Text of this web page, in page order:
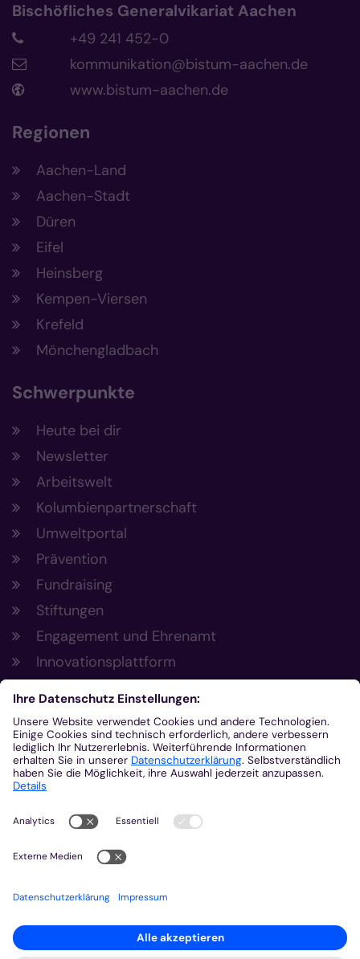
Bischöfliches Generalvikariat Aachen
+49 241 452-0
kommunikation@bistum-aachen.de
www.bistum-aachen.de
Regionen
Aachen-Land
Aachen-Stadt
Düren
Eifel
Heinsberg
Kempen-Viersen
Krefeld
Mönchengladbach
Schwerpunkte
Heute bei dir
Newsletter
Arbeitswelt
Kolumbienpartnerschaft
Umweltportal
Prävention
Fundraising
Stiftungen
Engagement und Ehrenamt
Innovationsplattform
Aus der Plattform
Nachrichten
Veranstaltungen
Gottesdienste
Stellenangebote
Kirchenzeitung
Amtsblatt (Kirchlicher Anzeiger)
Rechtsdatenbank
Meldestelle gemäß Hinweisgeberschutzgesetz